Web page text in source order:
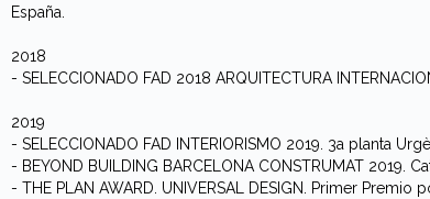
España.
2018
- SELECCIONADO FAD 2018 ARQUITECTURA
2019
- SELECCIONADO FAD INTERIORISMO 2019. 3a planta
- BEYOND BUILDING BARCELONA CONSTRUMAT 2019.
- THE PLAN AWARD. UNIVERSAL DESIGN. Primer